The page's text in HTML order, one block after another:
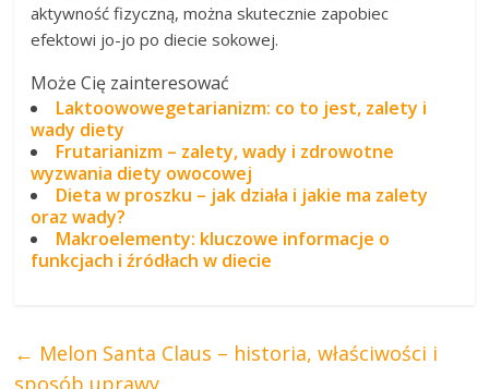
aktywność fizyczną, można skutecznie zapobiec
efektowi jo-jo po diecie sokowej.
Może Cię zainteresować
Laktoowowegetarianizm: co to jest, zalety i
wady diety
Frutarianizm – zalety, wady i zdrowotne
wyzwania diety owocowej
Dieta w proszku – jak działa i jakie ma zalety
oraz wady?
Makroelementy: kluczowe informacje o
funkcjach i źródłach w diecie
← Melon Santa Claus – historia, właściwości i